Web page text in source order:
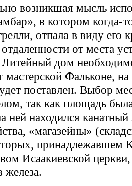
возникшая мысль
в котором когда-
отпала в виду его
от места
дом
мастерской Фальконе,
поставлен. Выбор
так как площадь
ней находился канатный
«магазейны»
принадлежавшем
Исаакиевской
железа.